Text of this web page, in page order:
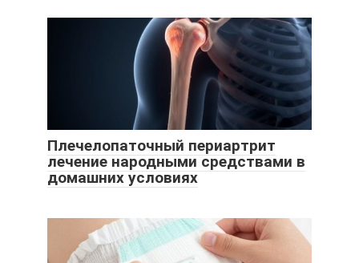
Плечелопаточный периартрит
лечение народными средствами в
домашних условиях